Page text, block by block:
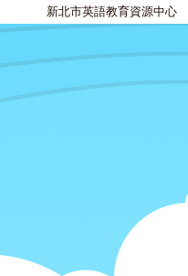
新北市英語教育資源中心